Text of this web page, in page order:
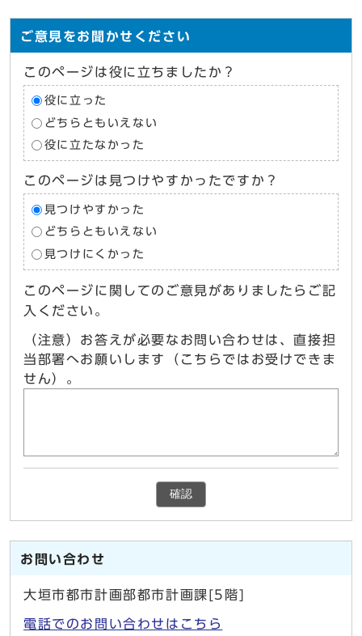
ご意見をお聞かせください
このページは役に立ちましたか？
役に立った
どちらともいえない
役に立たなかった
このページは見つけやすかったですか？
見つけやすかった
どちらともいえない
見つけにくかった
このページに関してのご意見がありましたらご記
入ください。
（注意）お答えが必要なお問い合わせは、直接担
当部署へお願いします（こちらではお受けできま
せん）。
確認
お問い合わせ
大垣市都市計画部都市計画課[5階]
電話でのお問い合わせはこちら